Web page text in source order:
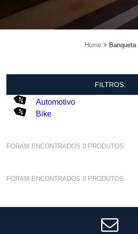
Home Banqueta
FILTROS:
Automotivo
Bike
FORAM ENCONTRADOS0 PRODUTOS
FORAM ENCONTRADOS0 PRODUTOS